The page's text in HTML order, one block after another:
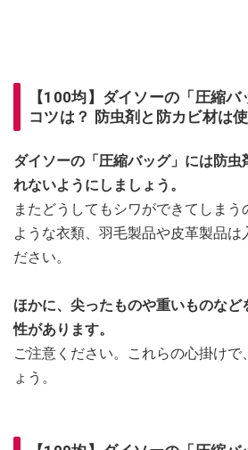
【100均】ダイソーの「圧縮
コツは？ 防虫剤と防カビ材は
ダイソーの「圧縮バッグ」には防虫
れないようにしましょう。
またどうしてもシワができてしまう
ような衣類、羽毛製品や皮革製品は
ださい。
ほかに、尖ったものや重いものな
性があります。
ご注意ください。これらの心掛けで
ょう。